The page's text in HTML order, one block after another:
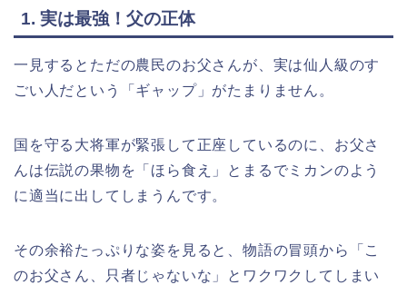
1. 実は最強！父の正体
一見するとただの農民のお父さんが、実は仙人級のす
ごい人だという「ギャップ」がたまりません。
国を守る大将軍が緊張して正座しているのに、お父さ
んは伝説の果物を「ほら食え」とまるでミカンのよう
に適当に出してしまうんです。
その余裕たっぷりな姿を見ると、物語の冒頭から「こ
のお父さん、只者じゃないな」とワクワクしてしまい